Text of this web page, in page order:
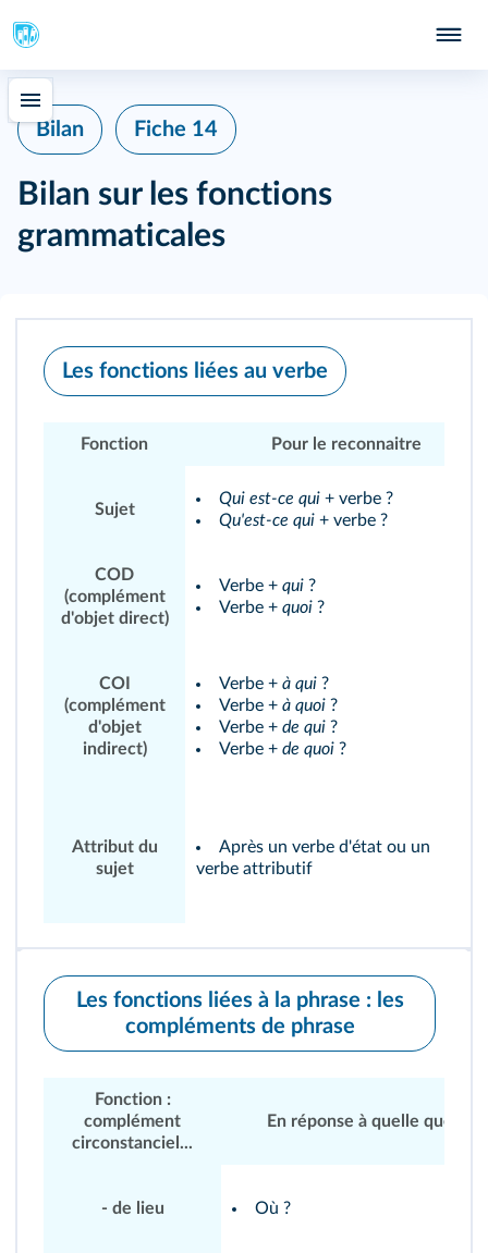
Bilan Fiche 14
Bilan sur les fonctions
grammaticales
Les fonctions liées au verbe
Fonction Pour le reconnaitre
Sujet
Qui est-ce qui + verbe ?
Qu'est-ce qui + verbe ?
COD
(complément
d'objet direct)
Verbe + qui ?
Verbe + quoi ?
COI
(complément
d'objet
indirect)
Verbe + à qui ?
Verbe + à quoi ?
Verbe + de qui ?
Verbe + de quoi ?
Attribut du
sujet
Après un verbe d'état ou un
verbe attributif
Les fonctions liées à la phrase : les
compléments de phrase
Fonction :
complément
circonstanciel...
En réponse à quelle
- de lieu Où ?